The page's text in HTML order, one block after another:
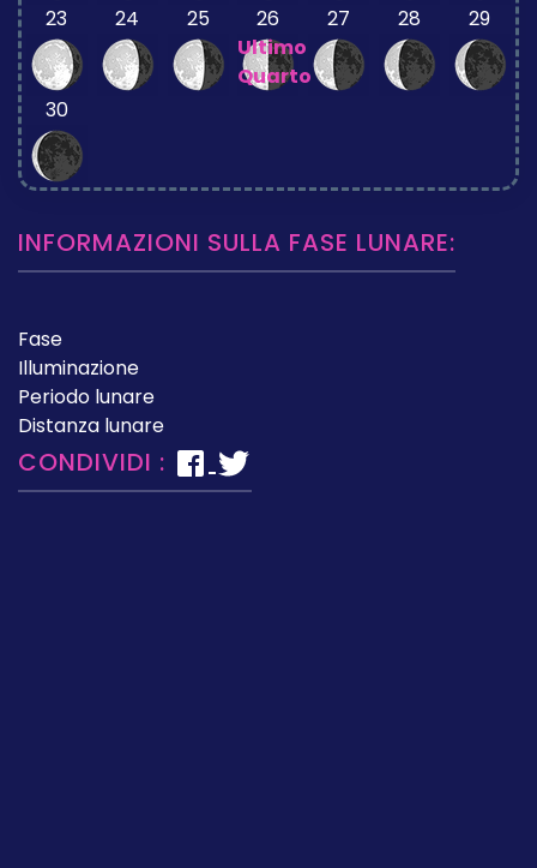
23 24 25
26
Ultimo
Quarto
27 28 29
30
INFORMAZIONI SULLA FASE LUNARE:
Fase
Illuminazione
Periodo lunare
Distanza lunare
CONDIVIDI :